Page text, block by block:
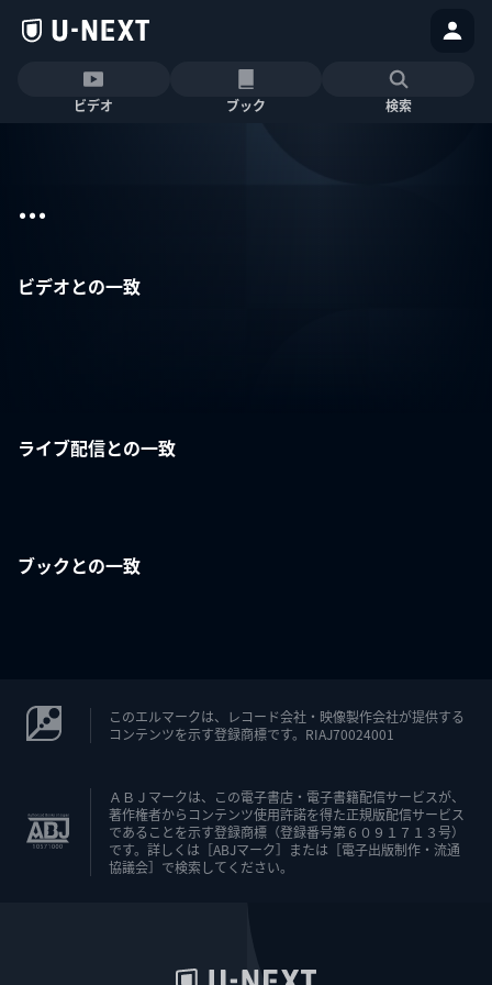
ビデオ ブック 検索
...
ビデオとの一致
ライブ配信との一致
ブックとの一致
このエルマークは、レコード会社・映像製作会社が提供する
コンテンツを示す登録商標です。RIAJ70024001
ＡＢＪマークは、この電子書店・電子書籍配信サービスが、
著作権者からコンテンツ使用許諾を得た正規版配信サービス
であることを示す登録商標（登録番号第６０９１７１３号）
です。詳しくは［ABJマーク］または［電子出版制作・流通
協議会］で検索してください。